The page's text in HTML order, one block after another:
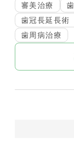
審美治療
歯冠長延長術
歯周病治療